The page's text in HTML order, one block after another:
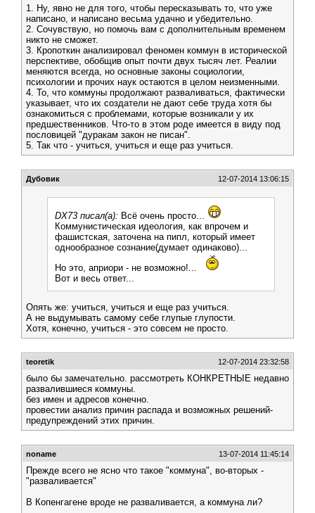
1. Ну, явно не для того, чтобы пересказывать то, что уже
написано, и написано весьма удачно и убедительно.
2. Сочувствую, но помочь вам с дополнительным временем
никто не сможет.
3. Кропоткин анализировал феномен коммун в исторической
перспективе, обобщив опыт почти двух тысяч лет. Реалии
меняются всегда, но основные законы социологии,
психологии и прочих наук остаются в целом неизменными.
4. То, что коммуны продолжают разваливаться, фактически
указывает, что их создатели не дают себе труда хотя бы
ознакомиться с проблемами, которые возникали у их
предшественников. Что-то в этом роде имеется в виду под
пословицей "дуракам закон не писан".
5. Так что - учиться, учиться и еще раз учиться.
Дубовик 12-07-2014 13:06:15
DX73 писал(а): Всё очень просто...
Коммунистическая идеология, как впрочем и
фашистская, заточена на пипл, который имеет
однообразное сознание(думает одинаково)...
Но это, априори - не возможно!...
Вот и весь ответ...
Опять же: учиться, учиться и еще раз учиться.
А не выдумывать самому себе глупые глупости.
Хотя, конечно, учиться - это совсем не просто.
teoretik 12-07-2014 23:32:58
было бы замечательно. рассмотреть КОНКРЕТНЫЕ недавно
развалившиеся коммуны.
без имен и адресов конечно.
провестии анализ причин распада и возможных решений-
предупреждений этих причин.
noname 13-07-2014 11:45:14
Прежде всего не ясно что такое "коммуна", во-вторых -
"разваливается"
В Копенгагене вроде не разваливается, а коммуна ли?